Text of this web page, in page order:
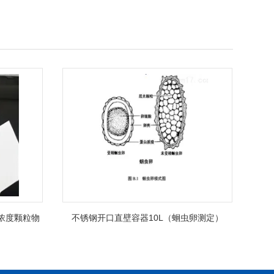
度颗粒物 不锈钢开口直壁容器10L（蛔虫卵测定）